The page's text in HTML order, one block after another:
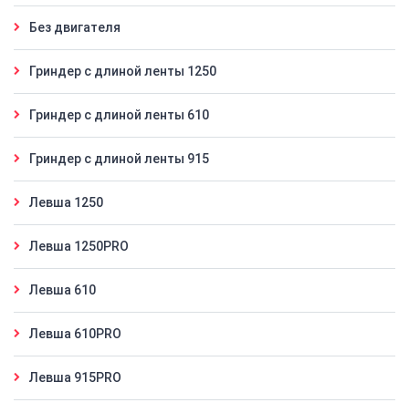
Без двигателя
Гриндер с длиной ленты 1250
Гриндер с длиной ленты 610
Гриндер с длиной ленты 915
Левша 1250
Левша 1250PRO
Левша 610
Левша 610PRO
Левша 915PRO